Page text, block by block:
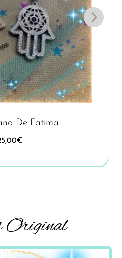
De Fatima
€
Original